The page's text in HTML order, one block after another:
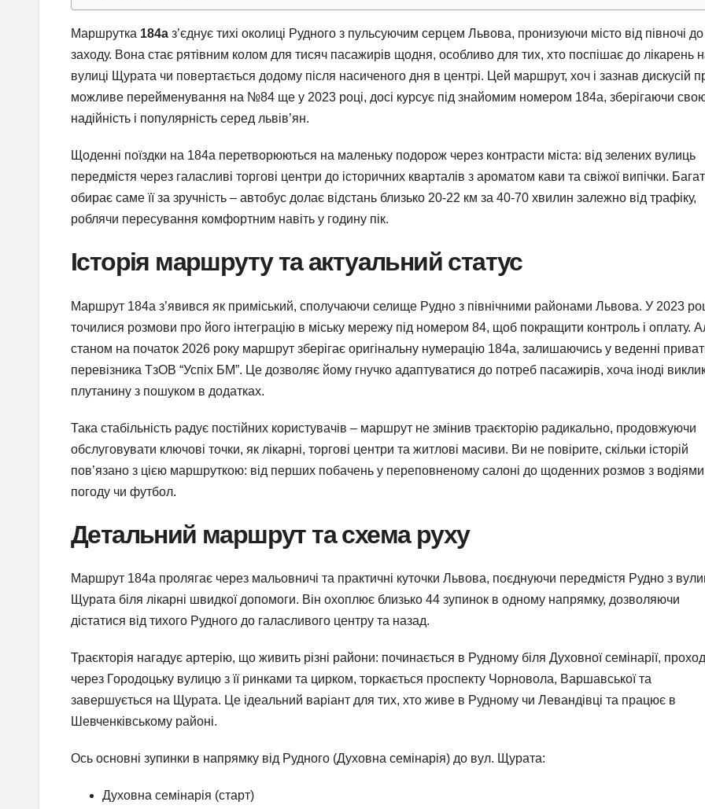
Маршрутка 184а з’єднує тихі околиці Рудного з пульсуючим серцем Львова, пронизуючи місто від півночі до
заходу. Вона стає рятівним колом для тисяч пасажирів щодня, особливо для тих, хто поспішає до лікарень
вулиці Щурата чи повертається додому після насиченого дня в центрі. Цей маршрут, хоч і зазнав дискусій
можливе перейменування на №84 ще у 2023 році, досі курсує під знайомим номером 184а, зберігаючи
надійність і популярність серед львів’ян.
Щоденні поїздки на 184а перетворюються на маленьку подорож через контрасти міста: від зелених вулиць
передмістя через галасливі торгові центри до історичних кварталів з ароматом кави та свіжої випічки.
обирає саме її за зручність – автобус долає відстань близько 20-22 км за 40-70 хвилин залежно від трафіку,
роблячи пересування комфортним навіть у годину пік.
Історія маршруту та актуальний статус
Маршрут 184а з’явився як приміський, сполучаючи селище Рудно з північними районами Львова. У 2023
точилися розмови про його інтеграцію в міську мережу під номером 84, щоб покращити контроль і оплату.
станом на початок 2026 року маршрут зберігає оригінальну нумерацію 184а, залишаючись у веденні
перевізника ТзОВ “Успіх БМ”. Це дозволяє йому гнучко адаптуватися до потреб пасажирів, хоча іноді
плутанину з пошуком в додатках.
Така стабільність радує постійних користувачів – маршрут не змінив траєкторію радикально, продовжуючи
обслуговувати ключові точки, як лікарні, торгові центри та житлові масиви. Ви не повірите, скільки історій
пов’язано з цією маршруткою: від перших побачень у переповненому салоні до щоденних розмов з
погоду чи футбол.
Детальний маршрут та схема руху
Маршрут 184а пролягає через мальовничі та практичні куточки Львова, поєднуючи передмістя Рудно з
Щурата біля лікарні швидкої допомоги. Він охоплює близько 44 зупинок в одному напрямку, дозволяючи
дістатися від тихого Рудного до галасливого центру та назад.
Траєкторія нагадує артерію, що живить різні райони: починається в Рудному біля Духовної семінарії,
через Городоцьку вулицю з її ринками та цирком, торкається проспекту Чорновола, Варшавської та
завершується на Щурата. Це ідеальний варіант для тих, хто живе в Рудному чи Левандівці та працює в
Шевченківському районі.
Ось основні зупинки в напрямку від Рудного (Духовна семінарія) до вул. Щурата:
Духовна семінарія (старт)